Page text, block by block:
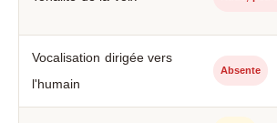
Vocalisation dirigée vers
l'humain
Absente